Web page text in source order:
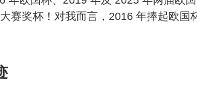
赛奖杯！对我而言，2016 年捧起欧国